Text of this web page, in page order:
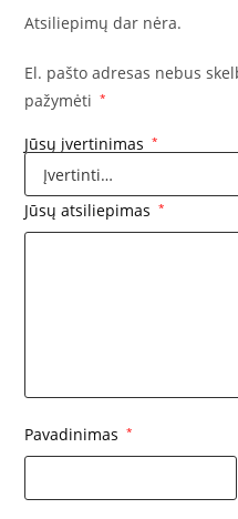
Atsiliepimų dar nėra.
El. pašto adresas nebus
pažymėti
*
Jūsų įvertinimas *
Jūsų atsiliepimas *
Pavadinimas *